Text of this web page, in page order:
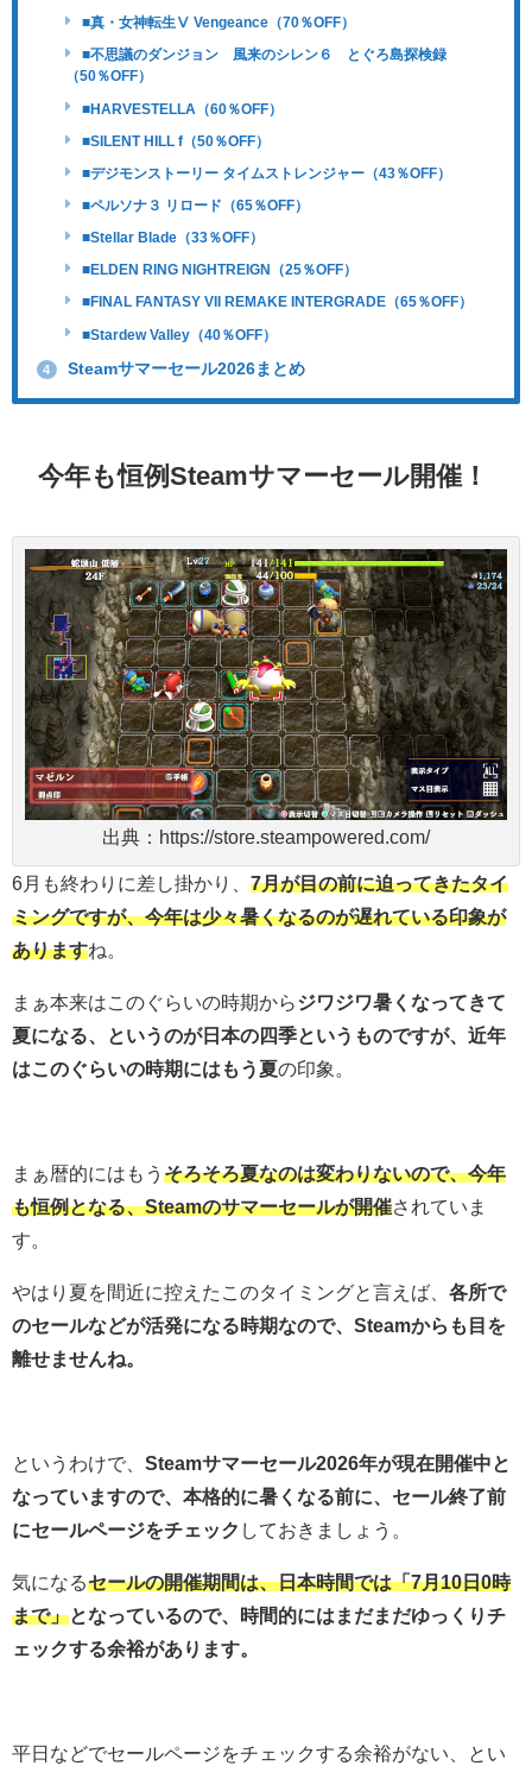
■真・女神転生Ⅴ Vengeance（70％OFF）
■不思議のダンジョン 風来のシレン６ とぐろ島探検録
（50％OFF）
■HARVESTELLA（60％OFF）
■SILENT HILL f（50％OFF）
■デジモンストーリー タイムストレンジャー（43％OFF）
■ペルソナ３ リロード（65％OFF）
■Stellar Blade（33％OFF）
■ELDEN RING NIGHTREIGN（25％OFF）
■FINAL FANTASY VII REMAKE INTERGRADE（65％OFF）
■Stardew Valley（40％OFF）
4 Steamサマーセール2026まとめ
今年も恒例Steamサマーセール開催！
出典：https://store.steampowered.com/
6月も終わりに差し掛かり、 7月が目の前に迫ってきたタイ
ミングですが、今年は少々暑くなるのが遅れている印象が
ありますね。
まぁ本来はこのぐらいの時期からジワジワ暑くなってきて
夏になる、というのが日本の四季というものですが、近年
はこのぐらいの時期にはもう夏の印象。
まぁ暦的にはもう そろそろ夏なのは変わりないので、今年
も恒例となる、Steamのサマーセールが開催されていま
す。
やはり夏を間近に控えたこのタイミングと言えば、 各所で
のセールなどが活発になる時期なので、Steamからも目を
離せませんね。
というわけで、 Steamサマーセール2026年が現在開催中と
なっていますので、本格的に暑くなる前に、セール終了前
にセールページをチェック しておきましょう。
気になるセールの開催期間は、日本時間では「7月10日0時
まで」となっているので、時間的にはまだまだゆっくりチ
ェックする余裕があります。
平日などでセールページをチェックする余裕がない、とい